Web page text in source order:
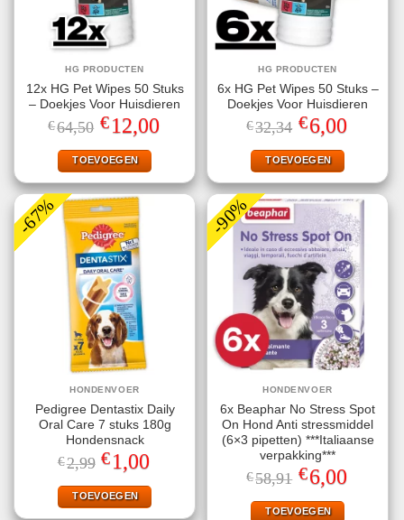
HG PRODUCTEN
12x HG Pet Wipes 50 Stuks
– Doekjes Voor Huisdieren
€64,50 Oorspronkelijke
prijs
was:
€64,50.
€12,00Huidige
prijs
TOEVOEGEN
HG PRODUCTEN
6x HG Pet Wipes 50 Stuks –
Doekjes Voor Huisdieren
€32,34 Oorspronkelijke
prijs
was:
€32,34.
€6,00Huidige
prijs
TOEVOEGEN
-67%
HONDENVOER
Pedigree Dentastix Daily
Oral Care 7 stuks 180g
Hondensnack
€2,99 Oorspronkelijke
prijs
was:
€2,99.
€1,00
is:
€1,00.
TOEVOEGEN
-90%
HONDENVOER
6x Beaphar No Stress Spot
On Hond Anti stressmiddel
(6×3 pipetten) ***Italiaanse
verpakking***
€58,91 Oorspronkelijke
prijs
was:
€58,91.
€6,00Huidige
prijs
TOEVOEGEN